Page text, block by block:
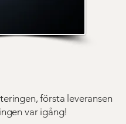
första leveransen
var igång!